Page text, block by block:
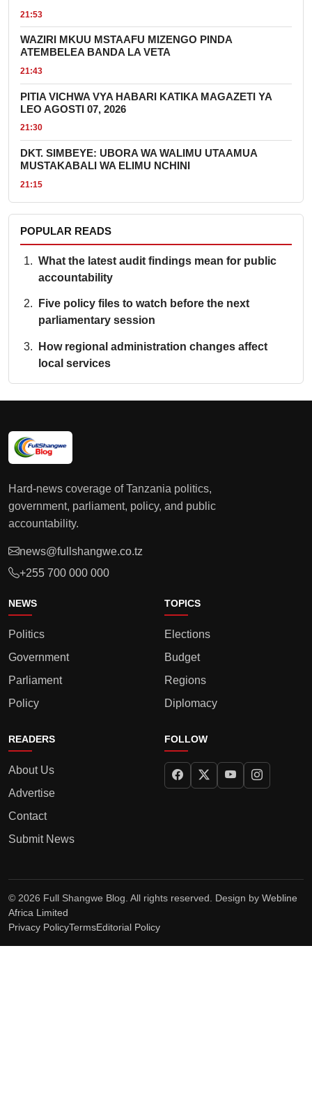
21:53
WAZIRI MKUU MSTAAFU MIZENGO PINDA
ATEMBELEA BANDA LA VETA
21:43
PITIA VICHWA VYA HABARI KATIKA MAGAZETI YA
LEO AGOSTI 07, 2026
21:30
DKT. SIMBEYE: UBORA WA WALIMU UTAAMUA
MUSTAKABALI WA ELIMU NCHINI
21:15
POPULAR READS
What the latest audit findings mean for public
accountability
Five policy files to watch before the next
parliamentary session
How regional administration changes affect
local services
Hard-news coverage of Tanzania politics,
government, parliament, policy, and public
accountability.
news@fullshangwe.co.tz
+255 700 000 000
NEWS
Politics
Government
Parliament
Policy
TOPICS
Elections
Budget
Regions
Diplomacy
READERS
About Us
Advertise
Contact
Submit News
FOLLOW
© 2026 Full Shangwe Blog. All rights reserved. Design by Webline
Africa Limited
Privacy PolicyTermsEditorial Policy